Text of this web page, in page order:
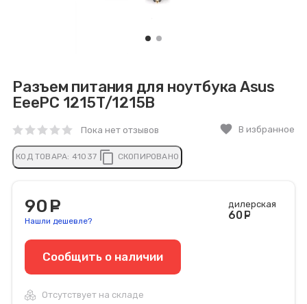
Разъем питания для ноутбука Asus
EeePC 1215T/1215B
Пока нет отзывов favorite В избранное
КОД ТОВАРА: 41037 content_copy СКОПИРОВАНО
90
Нашли дешевле?
дилерская
60
Сообщить o наличии
Отсутствует на складе